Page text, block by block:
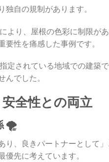
自の規制があります。
より、屋根の色彩に制限が
要性を痛感した事例です。
定されている地域での建築
んでした。
全性との両立
🌪️
り、良きパートナーとして
優先に考えています。